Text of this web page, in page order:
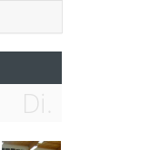
Di.